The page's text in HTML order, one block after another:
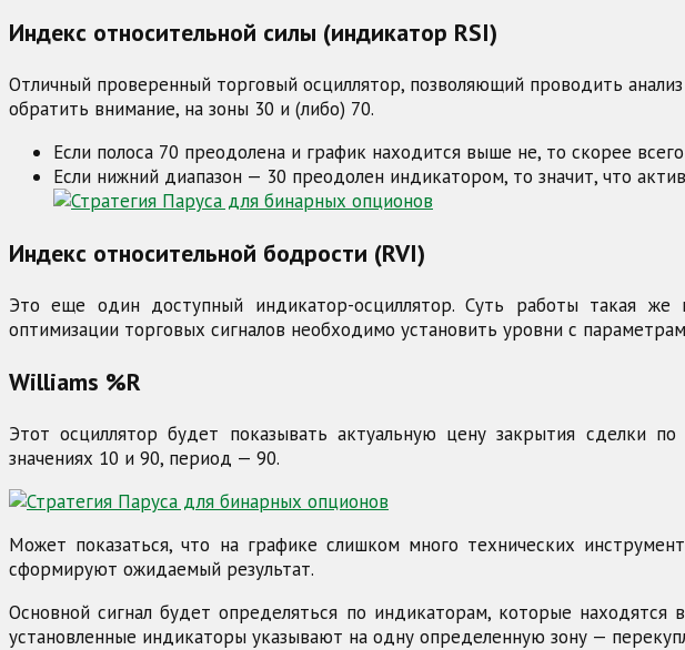
Индекс относительной силы (индикатор RSI)
Отличный проверенный торговый осциллятор, позволяющий проводить
обратить внимание, на зоны 30 и (либо) 70.
Если полоса 70 преодолена и график находится выше не, то скорее
Если нижний диапазон — 30 преодолен индикатором, то значит, что
Индекс относительной бодрости (RVI)
Это еще один доступный индикатор-осциллятор. Суть работы такая же
оптимизации торговых сигналов необходимо установить уровни с
Williams %R
Этот осциллятор будет показывать актуальную цену закрытия сделки
значениях 10 и 90, период — 90.
Может показаться, что на графике слишком много технических
сформируют ожидаемый результат.
Основной сигнал будет определяться по индикаторам, которые
установленные индикаторы указывают на одну определенную зону —